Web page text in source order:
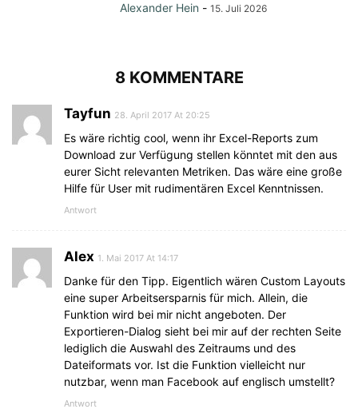
Alexander Hein - 15. Juli 2026
8 KOMMENTARE
Tayfun 28. April 2017 At 20:25
Es wäre richtig cool, wenn ihr Excel-Reports zum
Download zur Verfügung stellen könntet mit den aus
eurer Sicht relevanten Metriken. Das wäre eine große
Hilfe für User mit rudimentären Excel Kenntnissen.
Antwort
Alex 1. Mai 2017 At 14:17
Danke für den Tipp. Eigentlich wären Custom Layouts
eine super Arbeitsersparnis für mich. Allein, die
Funktion wird bei mir nicht angeboten. Der
Exportieren-Dialog sieht bei mir auf der rechten Seite
lediglich die Auswahl des Zeitraums und des
Dateiformats vor. Ist die Funktion vielleicht nur
nutzbar, wenn man Facebook auf englisch umstellt?
Antwort